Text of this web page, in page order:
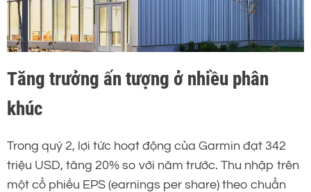
Tăng trưởng ấn tượng ở nhiều phân
khúc
Trong quý 2, lợi tức hoạt động của Garmin đạt 342
triệu USD, tăng 20% so với năm trước. Thu nhập trên
một cổ phiếu EPS (earnings per share) theo chuẩn